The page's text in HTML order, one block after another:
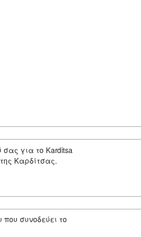
για το Karditsa
Καρδίτσας.
που συνοδεύει το